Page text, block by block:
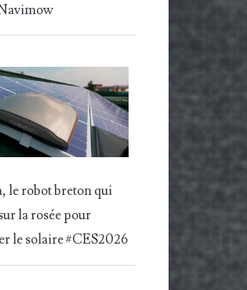
le robot breton qui
la rosée pour
le solaire #CES2026